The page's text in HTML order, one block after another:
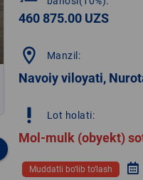
460 875.00 UZS
location_on Manzil:
Navoiy viloyati,
priority_high Lot holati:
Mol-mulk (obyekt)
Muddatli bo‘lib to‘lash